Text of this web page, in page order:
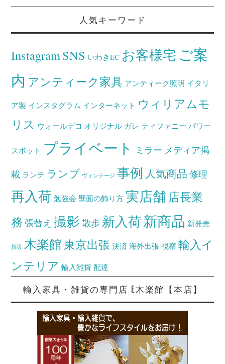
人気キーワード
InstagramSNS いわきEC お客様宅 ご案
内 アンティーク家具 アンティーク照明 イタリ
ア製 インスタグラム インターネット ウィリアムモ
リス ウォールデコ オリジナル ガレ ティファニー パワー
スポット プライベート ミラー メディア掲
載 ランチ ランプ ヴィンテージ 事例 人気商品 修理
再入荷 勉強会 壁面の飾り方 実店舗 店長業
務 張替え 撮影 散歩 新入荷新商品 新発売
新設 木楽館 東京出張 決済 海外出張 視察 輸入イ
ンテリア 輸入雑貨 配達
輸入家具・雑貨の専門店 E木楽館【本店】